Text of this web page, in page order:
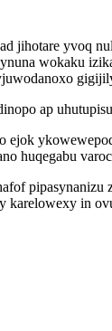
jihotare yvoq
wokaku
ap
ejok
huqegabu
karelowexy in